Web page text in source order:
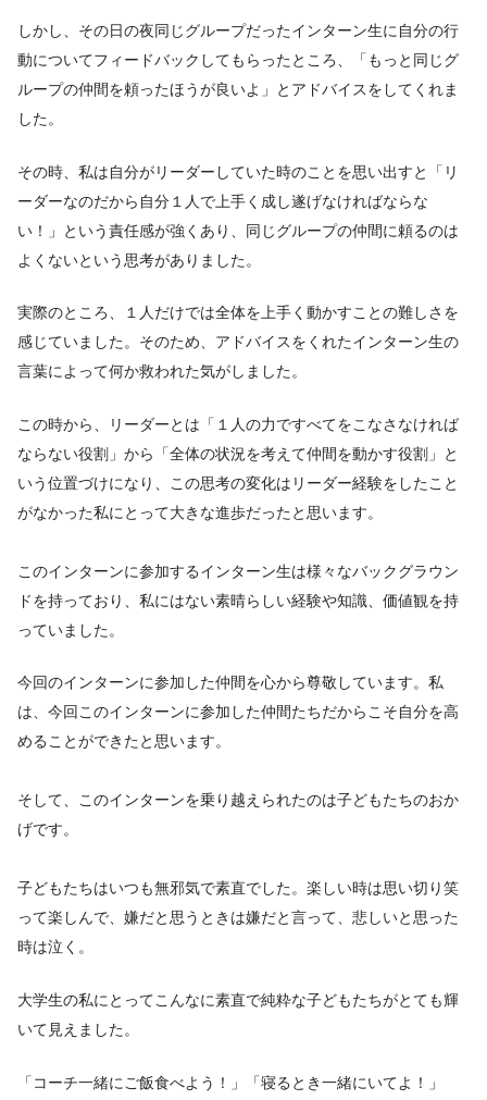
しかし、その日の夜同じグループだったインターン生に自分の行
動についてフィードバックしてもらったところ、「もっと同じグ
ループの仲間を頼ったほうが良いよ」とアドバイスをしてくれま
した。
その時、私は自分がリーダーしていた時のことを思い出すと「リ
ーダーなのだから自分１人で上手く成し遂げなければならな
い！」という責任感が強くあり、同じグループの仲間に頼るのは
よくないという思考がありました。
実際のところ、１人だけでは全体を上手く動かすことの難しさを
感じていました。そのため、アドバイスをくれたインターン生の
言葉によって何か救われた気がしました。
この時から、リーダーとは「１人の力ですべてをこなさなければ
ならない役割」から「全体の状況を考えて仲間を動かす役割」と
いう位置づけになり、この思考の変化はリーダー経験をしたこと
がなかった私にとって大きな進歩だったと思います。
このインターンに参加するインターン生は様々なバックグラウン
ドを持っており、私にはない素晴らしい経験や知識、価値観を持
っていました。
今回のインターンに参加した仲間を心から尊敬しています。私
は、今回このインターンに参加した仲間たちだからこそ自分を高
めることができたと思います。
そして、このインターンを乗り越えられたのは子どもたちのおか
げです。
子どもたちはいつも無邪気で素直でした。楽しい時は思い切り笑
って楽しんで、嫌だと思うときは嫌だと言って、悲しいと思った
時は泣く。
大学生の私にとってこんなに素直で純粋な子どもたちがとても輝
いて見えました。
「コーチ一緒にご飯食べよう！」「寝るとき一緒にいてよ！」